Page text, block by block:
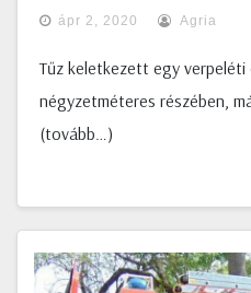
ápr 2, 2020 Agria
Tűz keletkezett egy
négyzetméteres részében,
(tovább…)